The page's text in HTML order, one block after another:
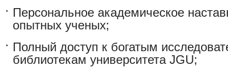
Персональное академическое
опытных ученых;
Полный доступ к богатым
библиотекам университета JGU;